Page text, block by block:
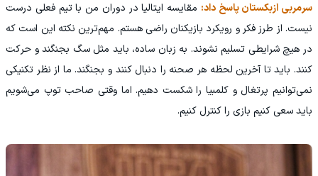
سرمربی ازبکستان پاسخ داد: مقایسه ایتالیا در دوران من با تیم فعلی درست
نیست. از طرز فکر و رویکرد بازیکنان راضی هستم. مهم‌ترین نکته این است که
در هیچ شرایطی تسلیم نشوند. به زبان ساده، باید مثل سگ بجنگند و حرکت
کنند. باید تا آخرین لحظه هر صحنه را دنبال کنند و بجنگند. ما از نظر تکنیکی
نمی‌توانیم پرتغال و کلمبیا را شکست دهیم. اما وقتی صاحب توپ می‌شویم
باید سعی کنیم بازی را کنترل کنیم.